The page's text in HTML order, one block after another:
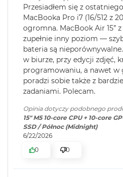
A
i
r
5
1
2
G
B
M
a
c
B
o
o
k
r
Sprzętowa akceleracja obsługi
Silnik dekodowania wideo
Silnik kodowania wideo
Silnik kodujący i dekodujący format
Dekoder AV1
Ładowanie i rozbudowa
Odtwarzanie wideo:
HEVC,
Dolby
Odtwarzanie
dźwięku:
AAC, MP3,
Plus i
Zainstalowany
Przesiadłem się z
MacBooka Pro i7 (16/512 z
ogromna. MacBook Air 15”
zupełnie inny poziom —
bateria są
w biurze, przy edycji zdjęć,
programowaniu, a nawet w
poradzi sobie także z
zadaniami. Polecam.
Opinia dotyczy podobnego
15" M5 10‑core CPU + 10‑core
SSD / Północ (Midnight)
6/22/2026
0
0